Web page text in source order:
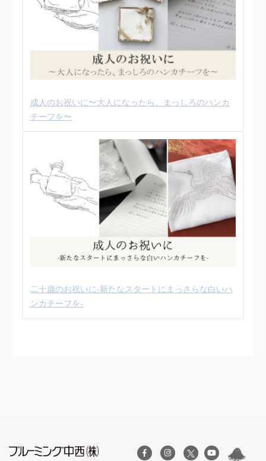
成人のお祝いに〜大人になったら、まっしろのハンカ
チーフを〜
二十歳のお祝いに-新たなスタートにまっさらな白いハ
ンカチーフを-